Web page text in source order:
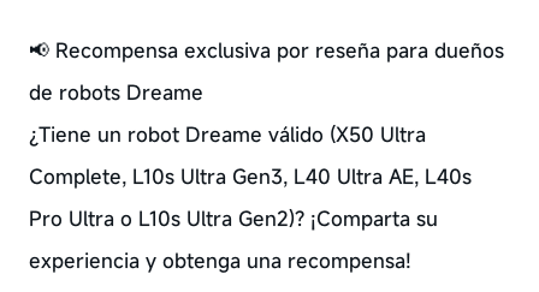
📢 Recompensa exclusiva por reseña para dueños
de robots Dreame
¿Tiene un robot Dreame válido (X50 Ultra
Complete, L10s Ultra Gen3, L40 Ultra AE, L40s
Pro Ultra o L10s Ultra Gen2)? ¡Comparta su
experiencia y obtenga una recompensa!